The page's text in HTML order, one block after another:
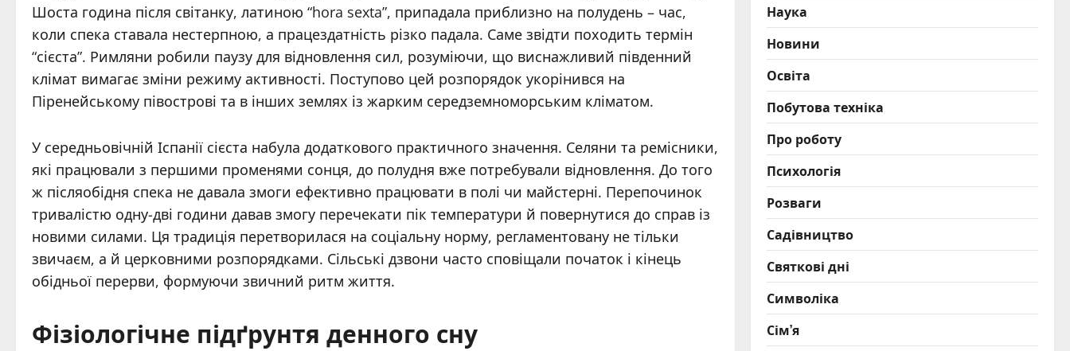
Шоста година після світанку, латиною “hora sexta”, припадала приблизно на полудень – час,
коли спека ставала нестерпною, а працездатність різко падала. Саме звідти походить термін
“сієста”. Римляни робили паузу для відновлення сил, розуміючи, що виснажливий південний
клімат вимагає зміни режиму активності. Поступово цей розпорядок укорінився на
Піренейському півострові та в інших землях із жарким середземноморським кліматом.
У середньовічній Іспанії сієста набула додаткового практичного значення. Селяни та ремісники,
які працювали з першими променями сонця, до полудня вже потребували відновлення. До того
ж післяобідня спека не давала змоги ефективно працювати в полі чи майстерні. Перепочинок
тривалістю одну-дві години давав змогу перечекати пік температури й повернутися до справ із
новими силами. Ця традиція перетворилася на соціальну норму, регламентовану не тільки
звичаєм, а й церковними розпорядками. Сільські дзвони часто сповіщали початок і кінець
обідньої перерви, формуючи звичний ритм життя.
Фізіологічне підґрунтя денного сну
Наука
Новини
Освіта
Побутова техніка
Про роботу
Психологія
Розваги
Садівництво
Святкові дні
Символіка
Сім’я